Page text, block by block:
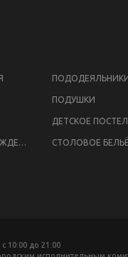
ПОДУШКИ
ДЕТСКОЕ
ПОСТЕЛЬНОЕ БЕЛЬЕ ДЛЯ НОВОРОЖДЕННЫХ СТОЛОВОЕ БЕЛЬЁ
10:00 до 21:00